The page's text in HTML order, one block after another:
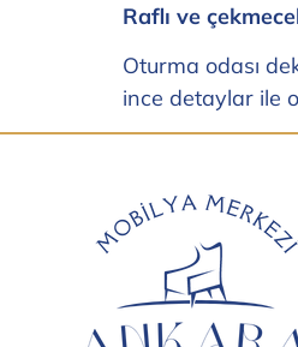
Raflı ve
Oturma odası
ince detaylar ile